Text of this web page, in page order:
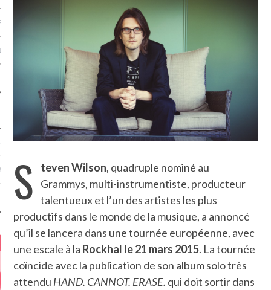
S teven Wilson, quadruple nominé au
Grammys, multi-instrumentiste, producteur
talentueux et l’un des artistes les plus
productifs dans le monde de la musique, a annoncé
qu’il se lancera dans une tournée européenne, avec
une escale à la Rockhal le 21 mars 2015. La tournée
coïncide avec la publication de son album solo très
attendu HAND. CANNOT. ERASE. qui doit sortir dans